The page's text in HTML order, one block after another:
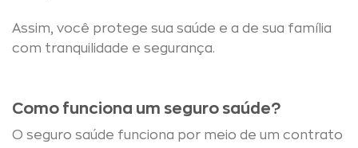
Assim, você protege sua saúde e a de sua família
com tranquilidade e segurança.
Como funciona um seguro saúde?
O seguro saúde funciona por meio de um contrato